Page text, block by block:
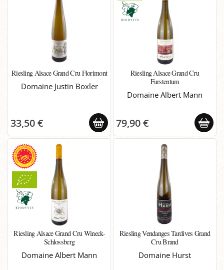
Riesling Alsace Grand Cru Florimont
Domaine Justin Boxler
33,50 €
Riesling Alsace Grand Cru
Furstentum
Domaine Albert Mann
79,90 €
Riesling Alsace Grand Cru Wineck-
Schlossberg
Domaine Albert Mann
Riesling Vendanges Tardives Grand
Cru Brand
Domaine Hurst